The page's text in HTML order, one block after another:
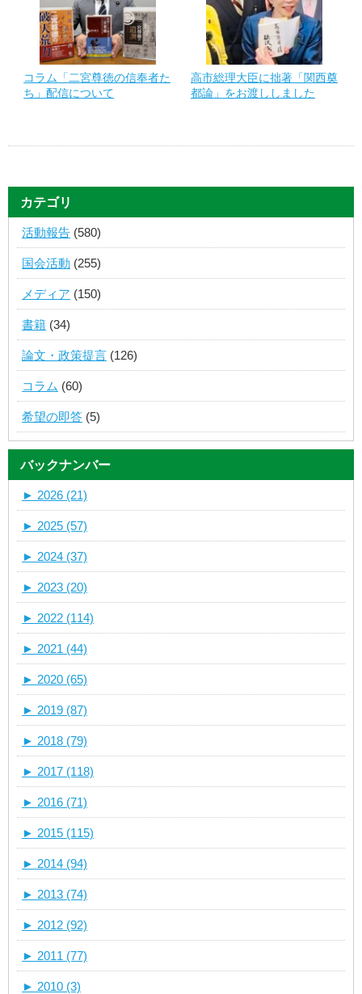
コラム「二宮尊徳の信奉者た
ち」配信について
高市総理大臣に拙著「関西奠
都論」をお渡ししました
カテゴリ
活動報告 (580)
国会活動 (255)
メディア (150)
書籍 (34)
論文・政策提言 (126)
コラム (60)
希望の即答 (5)
バックナンバー
► 2026 (21)
► 2025 (57)
► 2024 (37)
► 2023 (20)
► 2022 (114)
► 2021 (44)
► 2020 (65)
► 2019 (87)
► 2018 (79)
► 2017 (118)
► 2016 (71)
► 2015 (115)
► 2014 (94)
► 2013 (74)
► 2012 (92)
► 2011 (77)
► 2010 (3)